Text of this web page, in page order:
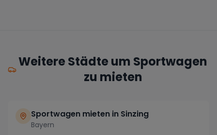
Weitere Städte um Sportwagen
zu mieten
Sportwagen mieten in Sinzing
Bayern